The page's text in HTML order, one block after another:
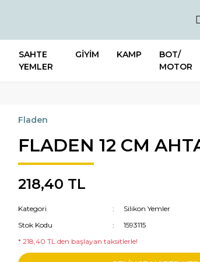
SAHTE
YEMLER
GİYİM KAMP
BOT/
MOTOR
Fladen
FLADEN 12 CM
218,40 TL
Kategori
Silikon Yemler
Stok Kodu
1593115
* 218,40 TL den başlayan taksitlerle!